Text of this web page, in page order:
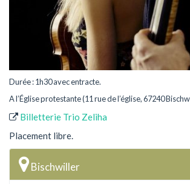
Durée : 1h30 avec entracte.
A l’Église protestante (11 rue de l’église, 67240
Billetterie Trio Zeliha
Placement libre.
Bischwiller